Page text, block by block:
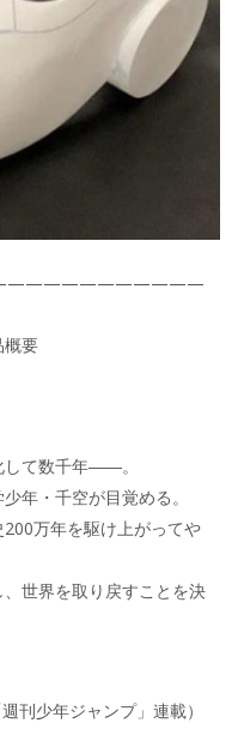
概要
して数千年――。
年・千空が目覚める。
200万年を駆け上がってや
世界を取り戻すことを決
刊少年ジャンプ」連載）